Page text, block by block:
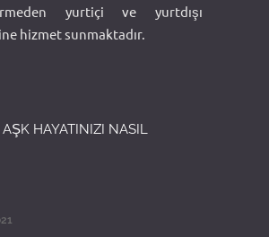
yurtiçi ve yurtdışı
hizmet sunmaktadır.
AŞK HAYATINIZI NASIL